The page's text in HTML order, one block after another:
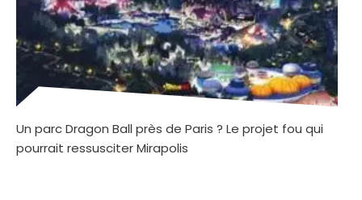
Un parc Dragon Ball près de Paris ? Le projet fou qui
pourrait ressusciter Mirapolis